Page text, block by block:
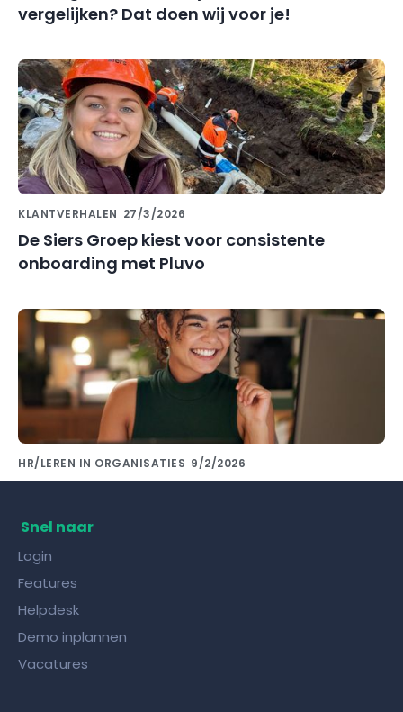
vergelijken? Dat doen wij voor je!
KLANTVERHALEN 27/3/2026
De Siers Groep kiest voor consistente
onboarding met Pluvo
HR/LEREN IN ORGANISATIES 9/2/2026
Snel naar
Login
Features
Helpdesk
Demo inplannen
Vacatures